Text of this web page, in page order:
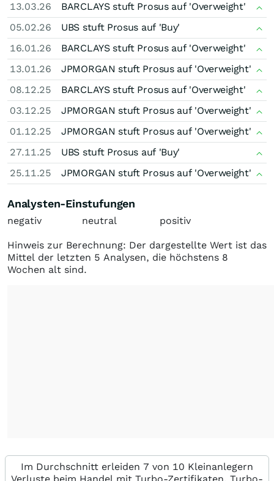
13.03.26
BARCLAYS stuft Prosus auf 'Overweight'
05.02.26
UBS stuft Prosus auf 'Buy'
16.01.26
BARCLAYS stuft Prosus auf 'Overweight'
13.01.26
JPMORGAN stuft Prosus auf 'Overweight'
08.12.25
BARCLAYS stuft Prosus auf 'Overweight'
03.12.25
JPMORGAN stuft Prosus auf 'Overweight'
01.12.25
JPMORGAN stuft Prosus auf 'Overweight'
27.11.25
UBS stuft Prosus auf 'Buy'
25.11.25
JPMORGAN stuft Prosus auf 'Overweight'
Analysten-Einstufungen
negativ neutral positiv
Hinweis zur Berechnung: Der dargestellte Wert ist das
Mittel der letzten 5 Analysen, die höchstens 8
Wochen alt sind.
Im Durchschnitt erleiden 7 von 10 Kleinanlegern